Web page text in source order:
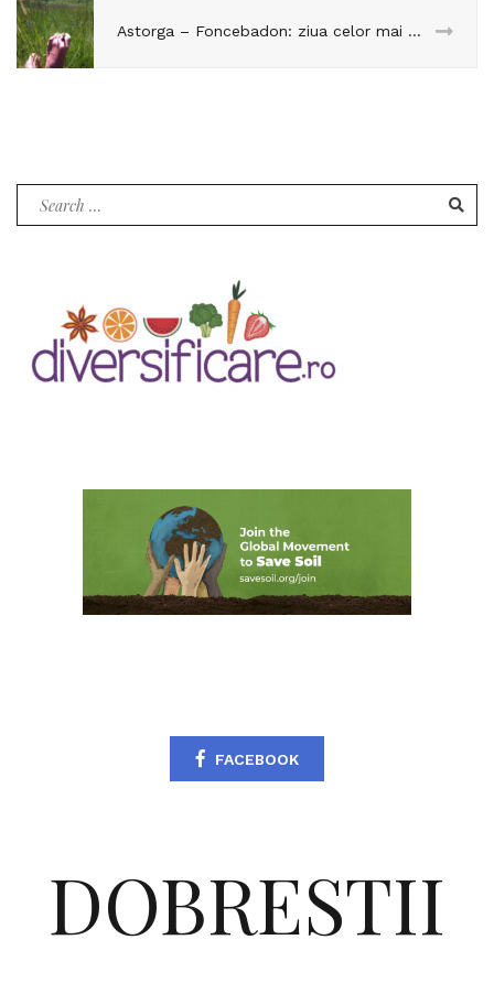
Astorga – Foncebadon: ziua celor mai bune mancaruri pentru trup si suflet
Search
FACEBOOK
DOBRESTII